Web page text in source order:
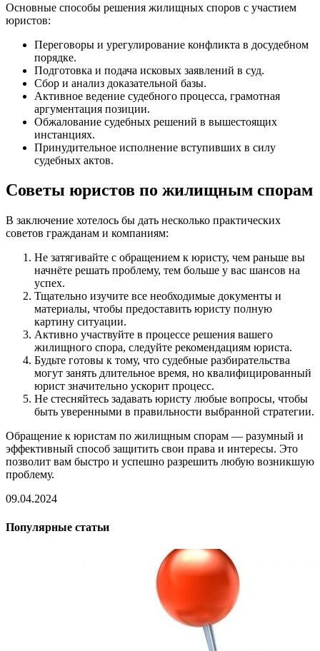
Основные способы решения жилищных споров с участием
юристов:
Переговоры и урегулирование конфликта в досудебном
порядке.
Подготовка и подача исковых заявлений в суд.
Сбор и анализ доказательной базы.
Активное ведение судебного процесса, грамотная
аргументация позиции.
Обжалование судебных решений в вышестоящих
инстанциях.
Принудительное исполнение вступивших в силу
судебных актов.
Советы юристов по жилищным спорам
В заключение хотелось бы дать несколько практических
советов гражданам и компаниям:
Не затягивайте с обращением к юристу, чем раньше вы
начнёте решать проблему, тем больше у вас шансов на
успех.
Тщательно изучите все необходимые документы и
материалы, чтобы предоставить юристу полную
картину ситуации.
Активно участвуйте в процессе решения вашего
жилищного спора, следуйте рекомендациям юриста.
Будьте готовы к тому, что судебные разбирательства
могут занять длительное время, но квалифицированный
юрист значительно ускорит процесс.
Не стесняйтесь задавать юристу любые вопросы, чтобы
быть уверенными в правильности выбранной стратегии.
Обращение к юристам по жилищным спорам — разумный и
эффективный способ защитить свои права и интересы. Это
позволит вам быстро и успешно разрешить любую возникшую
проблему.
09.04.2024
Популярные статьи